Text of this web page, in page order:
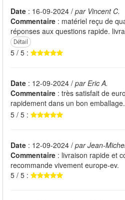
Date : 16-09-2024 / par Vincent C.
Commentaire : matériel reçu de
réponses aux questions rapide.
Détail
5 / 5 :
Date : 12-09-2024 / par Eric A.
Commentaire : très satisfait de
rapidement dans un bon
5 / 5 :
Date : 12-09-2024 / par Jean-
Commentaire : livraison rapide et
recommande vivement europe-ev.
5 / 5 :